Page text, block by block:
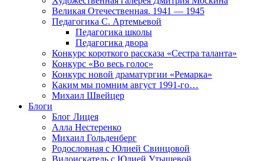
Великая Отечественная. 1941 — 1945
Педагогика С. Артемьевой
Педагогика школы
Педагогика двора
Конкурс короткого рассказа «Сестра таланта»
Конкурс «Во весь голос»
Конкурс новой драматургии «Ремарка»
Каким мы помним август 1991-го…
Михаил Швейцер
Блоги
Блог Лицея
Алла Нестеренко
Михаил Гольденберг
Родословная с Юлией Свинцовой